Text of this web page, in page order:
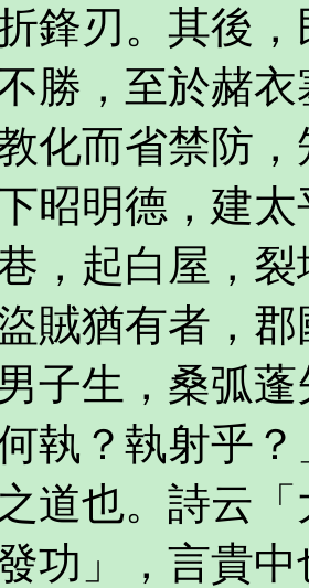
鋒刃。其後
勝，至於赭
化而省禁防
明德，建太
，起白屋，
賊猶有者，
子生，桑弧
執？執射乎
道也。詩云
功」，言貴